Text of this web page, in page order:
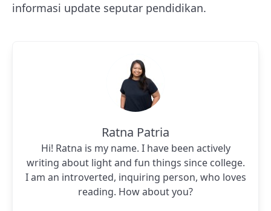
informasi update seputar pendidikan.
Ratna Patria
Hi! Ratna is my name. I have been actively
writing about light and fun things since college.
I am an introverted, inquiring person, who loves
reading. How about you?